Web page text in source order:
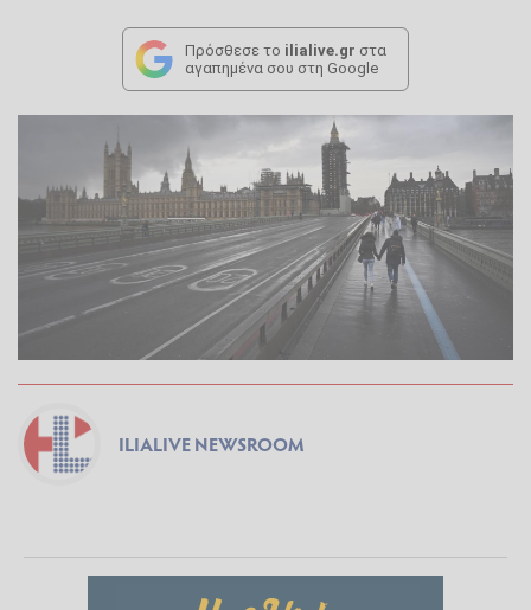
Πρόσθεσε το ilialive.gr στα
αγαπημένα σου στη Google
ILIALIVE NEWSROOM